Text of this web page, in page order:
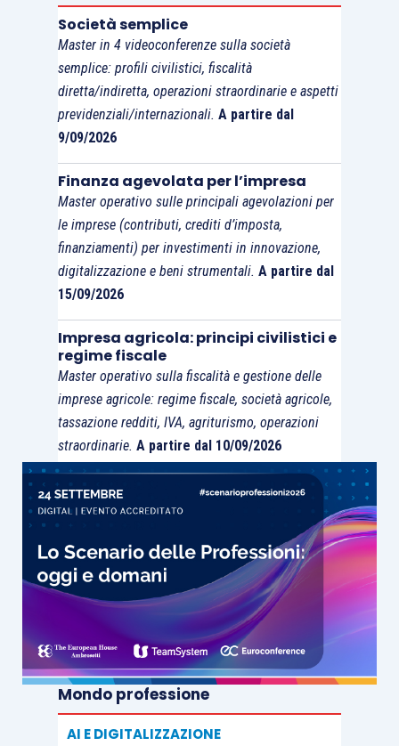
mediante la relativa cessione a titolo
oneroso;
mediante il risarcimento, anche in forma
assicurativa, conseguito per la perdita o il
danneggiamento dei beni medesimi;
limitatamente alle plusvalenze, mediante
la relativa destinazione al consumo
personale o familiare dell’esercente l’arte
o la professione o a finalità estranee
all’arte o professione.
La plusvalenza o la minusvalenza è calcolata
come differenza tra il corrispettivo percepito e il
costo non ammortizzato e concorre alla
formazione del reddito nel periodo d’imposta in
cui avviene l’incasso. Da un punto di vista pratico
il professionista che cede i beni strumentali
dovrà emettere una parcella soggetta ad IVA ma
non a cassa e ritenuta d’acconto.
Per quel che attiene l’eventuale imputazione di
parte del prezzo al compenso per l’assunzione
dell’obbligo di non concorrenza, esso dovrebbe
essere ricondotto nella previsione dell’articolo
67, comma 1, lettera l) del T.U.I.R.,
il quale
espressamente qualifica come redditi diversi
quelli derivanti dall’assunzione di obblighi di fare,
non fare o permettere. Pertanto, parrebbe non
valere il principio dell’attrazione del reddito in
Società semplice
Master in 4 videoconferenze sulla società
semplice: profili civilistici, fiscalità
diretta/indiretta, operazioni straordinarie e aspetti
previdenziali/internazionali. A partire dal
9/09/2026
Finanza agevolata per l’impresa
Master operativo sulle principali agevolazioni per
le imprese (contributi, crediti d’imposta,
finanziamenti) per investimenti in innovazione,
digitalizzazione e beni strumentali. A partire dal
15/09/2026
Impresa agricola: principi civilistici e
regime fiscale
Master operativo sulla fiscalità e gestione delle
imprese agricole: regime fiscale, società agricole,
tassazione redditi, IVA, agriturismo, operazioni
straordinarie. A partire dal 10/09/2026
Mondo professione
AI E DIGITALIZZAZIONE